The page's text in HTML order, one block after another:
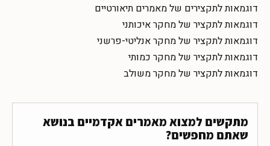
דוגמאות לתקצירים של מאמרים תיאורטיים
דוגמאות לתקציר של מחקר איכותני
דוגמאות לתקציר של מחקר אנליטי-פרשני
דוגמאות לתקציר של מחקר כמותי
דוגמאות לתקציר של מחקר משולב
מתקשים למצוא מאמרים אקדמיים בנושא
שאתם מחפשים?